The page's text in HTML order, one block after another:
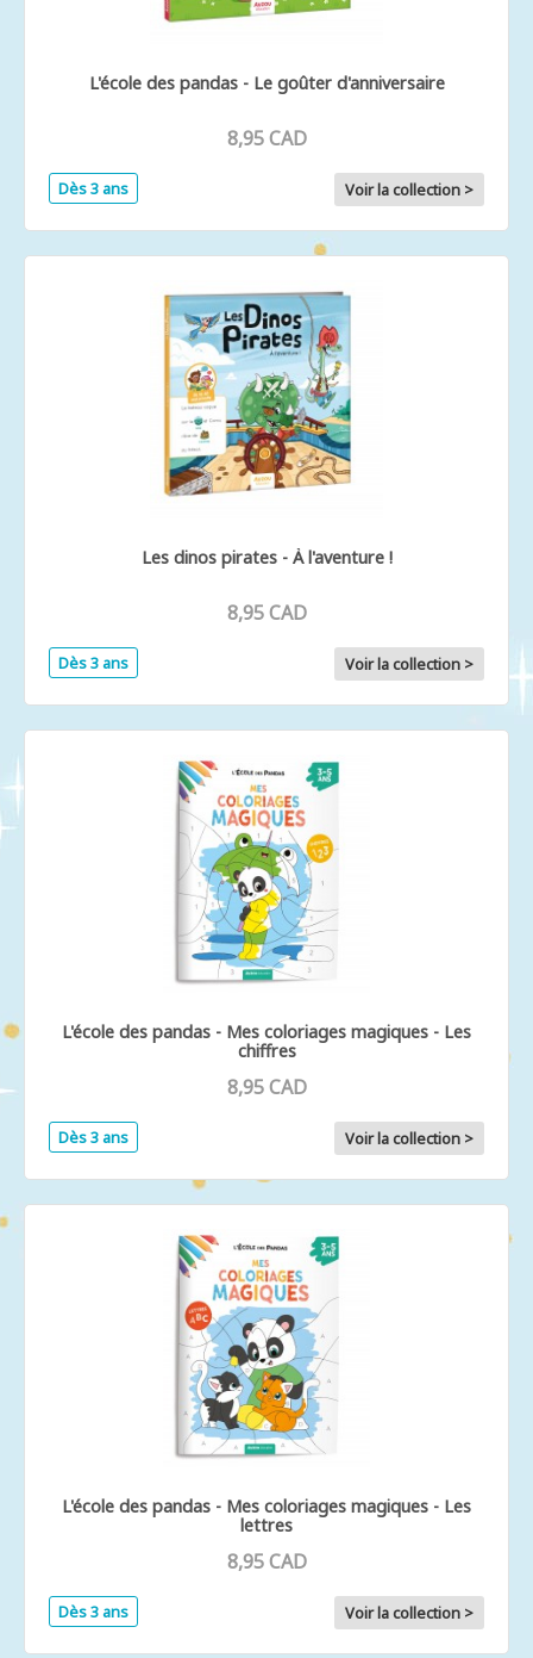
L'école des pandas - Le goûter d'anniversaire
8,95 CAD
Dès 3 ans Voir la collection >
Les dinos pirates - À l'aventure !
8,95 CAD
Dès 3 ans Voir la collection >
L'école des pandas - Mes coloriages magiques - Les
chiffres
8,95 CAD
Dès 3 ans Voir la collection >
L'école des pandas - Mes coloriages magiques - Les
lettres
8,95 CAD
Dès 3 ans Voir la collection >